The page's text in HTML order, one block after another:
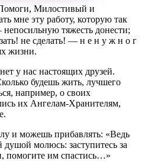
Милостивый и
мне эту работу, которую так
тяжесть донести;
не сделать! — н е н у ж н о г
жизни.
у нас настоящих друзей.
будешь жить, лучшего
например, о своих
их Ангелам-Хранителям,
и можешь прибавлять: «Ведь
молюсь: заступитесь за
помогите им спастись…»